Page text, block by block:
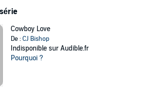
Cowboy Love
De :CJ Bishop
Indisponible sur Audible.fr
Pourquoi ?